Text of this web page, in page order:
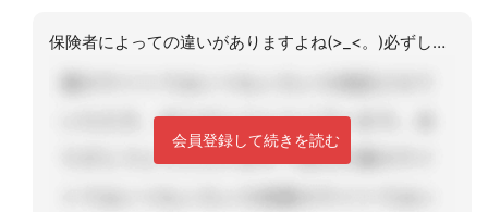
保険者によっての違いがありますよね(>_<。)必ずしも同日でなければいいのであれ
会員登録して続きを読む